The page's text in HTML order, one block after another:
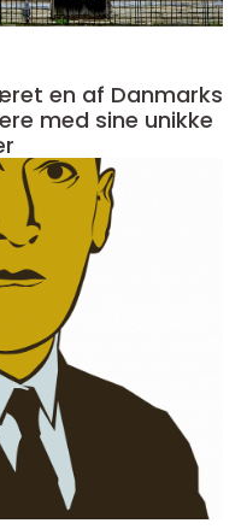
en af Danmarks
med sine unikke